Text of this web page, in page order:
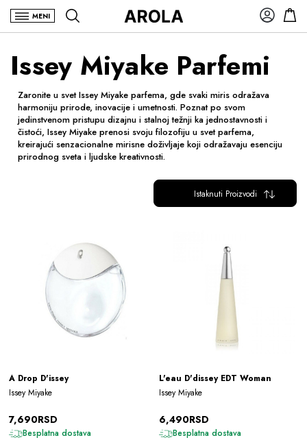
MENI
Issey Miyake Parfemi
Zaronite u svet Issey Miyake parfema, gde svaki miris odražava
harmoniju prirode, inovacije i umetnosti. Poznat po svom
jedinstvenom pristupu dizajnu i stalnoj težnji ka jednostavnosti i
čistoći, Issey Miyake prenosi svoju filozofiju u svet parfema,
kreirajući senzacionalne mirisne doživljaje koji odražavaju esenciju
prirodnog sveta i ljudske kreativnosti.
Istaknuti Proizvodi
A Drop D'issey
Issey Miyake
7,690RSD
Besplatna dostava
L'eau D'dissey EDT Woman
Issey Miyake
6,490RSD
Besplatna dostava